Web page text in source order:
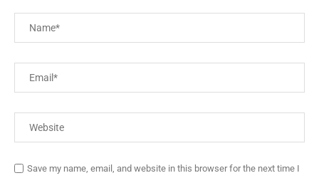
Save my name, email, and website in this browser for the next time I